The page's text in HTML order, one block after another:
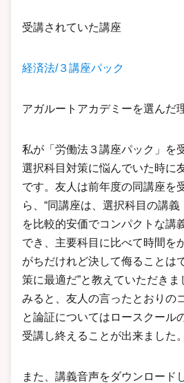
受講されていた講座
経済法/３講座パック
アガルートアカデミーを選んだ
私が「労働法３講座パック」を
選択科目対策に悩んでいた時に
です。友人は前年度の同講座を
ら、“同講座は、選択科目の講
を比較的安価でコンパクトな講
でき、主要科目に比べて時間を
がちだけれど決して侮ることは
策に最適だ”と教えていただき
みると、友人の言ったとおりの
と論証についてはロースクール
受講し終えることが出来ました。
また、講義音声をダウンロード